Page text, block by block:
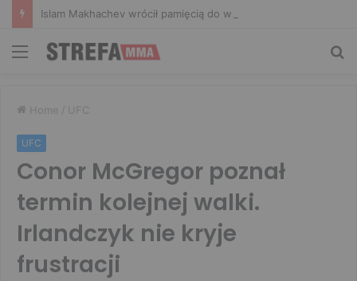
Menu
Home / UFC
UFC
Conor McGregor poznał
termin kolejnej walki.
Irlandczyk nie kryje
frustracji